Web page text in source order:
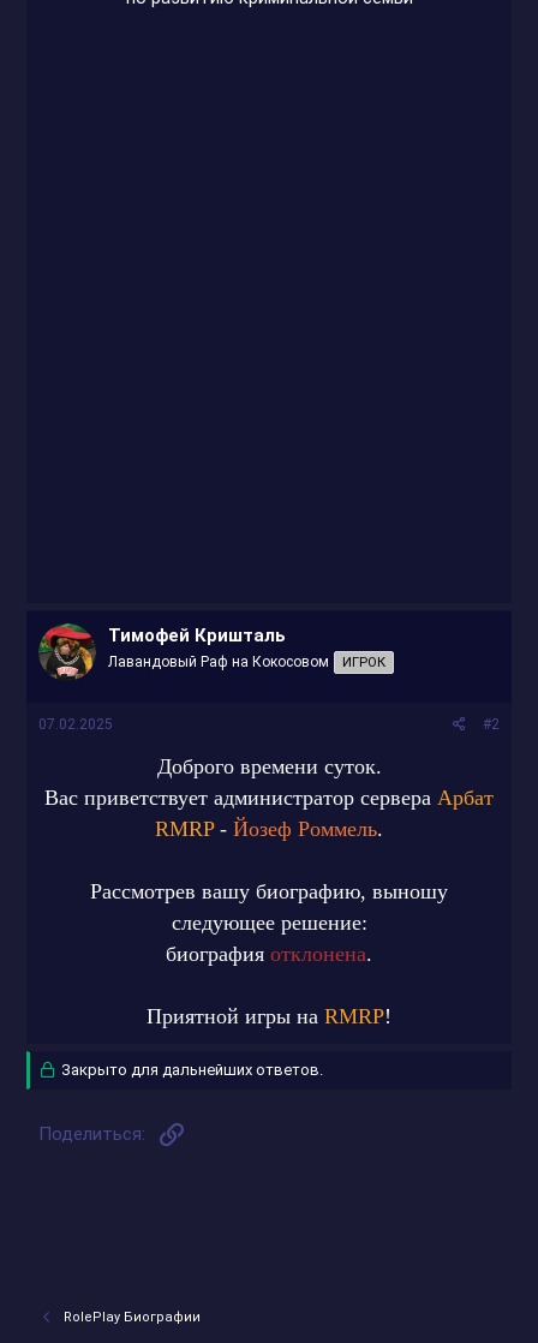
Тимофей Кришталь
Лавандовый Раф на Кокосовом ИГРОК
07.02.2025 #2
Доброго времени суток.
Вас приветствует администратор сервера Арбат
RMRP- Йозеф Роммель.
Рассмотрев вашу биографию, выношу
следующее решение:
биография отклонена.
Приятной игры на RMRP!
Закрыто для дальнейших ответов.
Поделиться:
RolePlay Биографии